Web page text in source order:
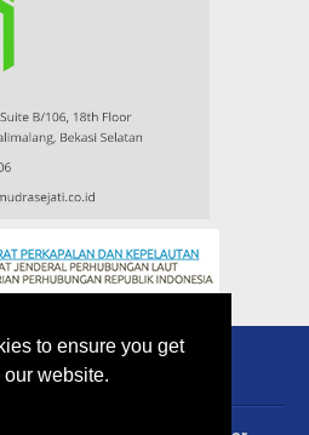
to ensure you get
website.